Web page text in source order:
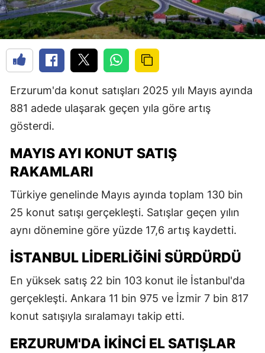
Erzurum'da konut satışları 2025 yılı Mayıs ayında
881 adede ulaşarak geçen yıla göre artış
gösterdi.
MAYIS AYI KONUT SATIŞ
RAKAMLARI
Türkiye genelinde Mayıs ayında toplam 130 bin
25 konut satışı gerçekleşti. Satışlar geçen yılın
aynı dönemine göre yüzde 17,6 artış kaydetti.
İSTANBUL LIDERLIĞINI SÜRDÜRDÜ
En yüksek satış 22 bin 103 konut ile İstanbul'da
gerçekleşti. Ankara 11 bin 975 ve İzmir 7 bin 817
konut satışıyla sıralamayı takip etti.
ERZURUM'DA İKINCI EL SATIŞLAR